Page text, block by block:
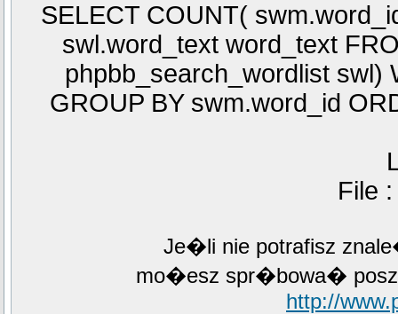
SELECT COUNT(
swl.word_text word_text
phpbb_search_wordlist swl)
GROUP BY swm.word_id
File
Je�li nie potrafisz
mo�esz spr�bowa�
http://